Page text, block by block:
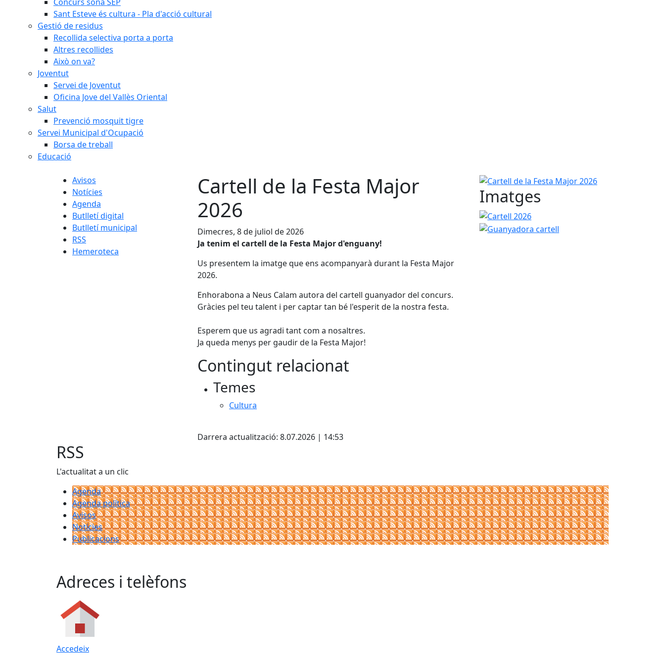
Sant Esteve és cultura - Pla d'acció cultural
Gestió de residus
Recollida selectiva porta a porta
Altres recollides
Això on va?
Joventut
Servei de Joventut
Oficina Jove del Vallès Oriental
Salut
Prevenció mosquit tigre
Servei Municipal d'Ocupació
Borsa de treball
Educació
Avisos
Notícies
Agenda
Butlletí digital
Butlletí municipal
RSS
Hemeroteca
Cartell de la Festa Major
2026
Dimecres, 8 de juliol de 2026
Ja tenim el cartell de la Festa Major d'enguany!
Us presentem la imatge que ens acompanyarà durant la Festa Major
2026.
Enhorabona a Neus Calam autora del cartell guanyador del concurs.
Gràcies pel teu talent i per captar tan bé l'esperit de la nostra festa.
Esperem que us agradi tant com a nosaltres.
Ja queda menys per gaudir de la Festa Major!
Contingut relacionat
Temes
Cultura
Darrera actualització: 8.07.2026 | 14:53
Cartell de la Festa Major 2026
Imatges
Cartell 2026 Guanyadora cartell
RSS
L'actualitat a un clic
Agenda
Agenda política
Avisos
Notícies
Publicacions
Adreces i telèfons
Accedeix